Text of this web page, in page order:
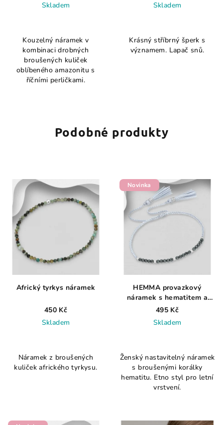
Skladem
Kouzelný náramek v
kombinaci drobných
broušených kuliček
oblíbeného amazonitu s
říčními perličkami.
Skladem
Krásný stříbrný šperk s
významem. Lapač snů.
Podobné produkty
Africký tyrkys náramek
450 Kč
Skladem
Náramek z broušených
kuliček afrického tyrkysu.
Novinka
HEMMA provazkový
náramek s hematitem a
střapci
495 Kč
Skladem
Ženský nastavitelný náramek
s broušenými korálky
hematitu. Etno styl pro letní
vrstvení.